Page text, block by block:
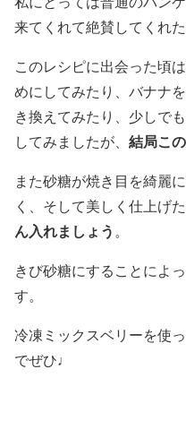
来てくれて絶賛してくれ
このレシピに出会った頃
めにしてみたり、バナナ
き換えてみたり、少しで
してみましたが、 結局こ
また砂糖が焼き目を綺麗
く、そして美しく仕上げ
ん入れましょう 。
きび砂糖にすることによ
す。
冷凍ミックスベリーを使
でぜひ♩